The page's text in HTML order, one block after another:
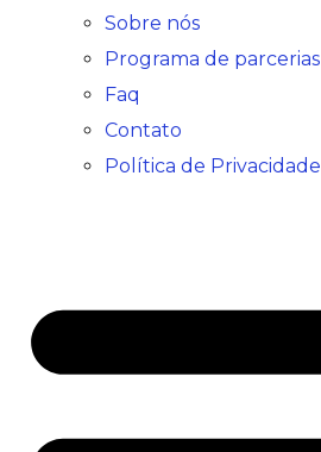
Sobre nós
Programa de parcerias
Faq
Contato
Política de Privacidade